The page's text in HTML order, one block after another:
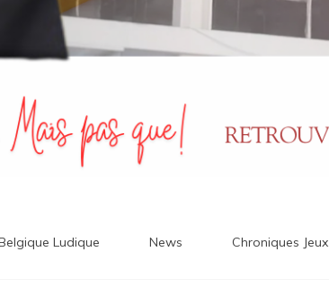
Ludique News Chroniques Jeux